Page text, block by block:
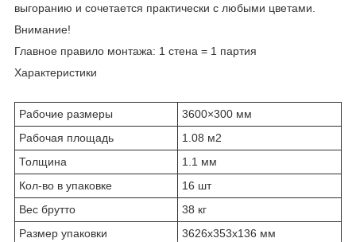
выгоранию и сочетается практически с любыми цветами.
Внимание!
Главное правило монтажа: 1 стена = 1 партия
Характеристики
Рабочие размеры
3600×300 мм
Рабочая площадь
1.08 м2
Толщина
1.1 мм
Кол-во в упаковке
16 шт
Вес брутто
38 кг
Размер упаковки
3626х353х136 мм